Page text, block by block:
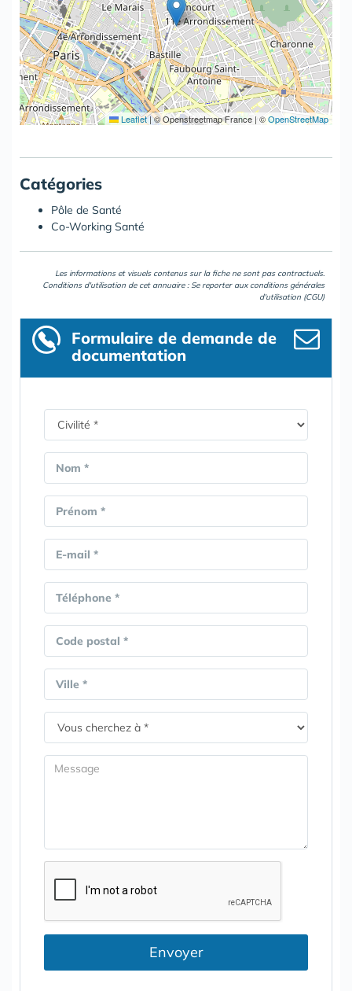
Leaflet|© Openstreetmap France | ©OpenStreetMap
Catégories
Pôle de Santé
Co-Working Santé
Les informations et visuels contenus sur la fiche ne sont pas contractuels.
Conditions d'utilisation de cet annuaire : Se reporter aux conditions générales
d'utilisation (CGU)
Formulaire de demande de
documentation
Nom *
Prénom *
E-mail *
Téléphone *
Code postal *
Ville *
Envoyer